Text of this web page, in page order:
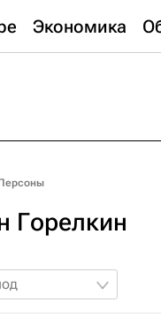
Экономика
Горелкин